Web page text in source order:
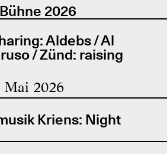
2026
Aldebs / Al
/ Zünd: raising
Mai 2026
Kriens: Night